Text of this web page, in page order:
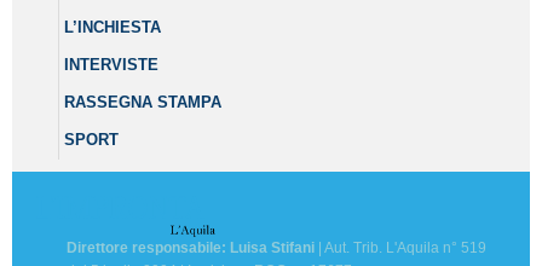
L’INCHIESTA
INTERVISTE
RASSEGNA STAMPA
SPORT
Direttore responsabile: Luisa Stifani | Aut. Trib. L'Aquila n° 519